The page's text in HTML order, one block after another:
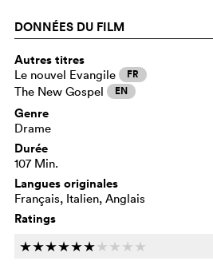
DONNÉES DU FILM
Autres titres
Le nouvel Evangile FR
The New Gospel EN
Genre
Drame
Durée
107 Min.
Langues originales
Français, Italien, Anglais
Ratings
cccccc c c c c